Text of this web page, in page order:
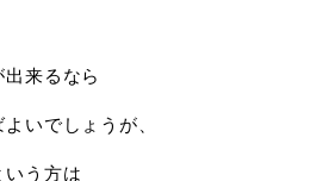
来るなら
いでしょうが、
う方は